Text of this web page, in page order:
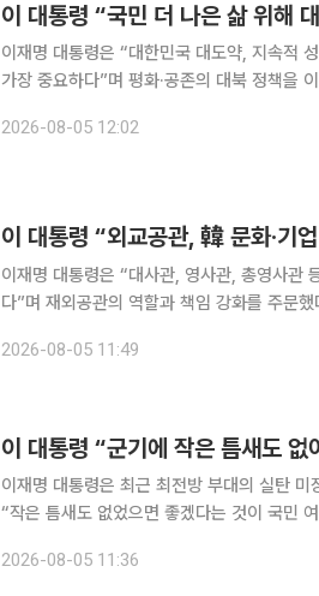
이 대통령 “국민 더 나은 삶 위해
이재명 대통령은 “대한민국 대도약, 지속적
가장 중요하다”며 평화·공존의 대북 정책을
리 강조해도 지나치지 않으며 모든 것의 기초
2026-08-05 12:02
이 대통령 “외교공관, 韓 문화·기
이재명 대통령은 “대사관, 영사관, 총영사관
다”며 재외공관의 역할과 책임 강화를 주문
밝혔다. 그는 “대한민국의 특강점이라면 문
2026-08-05 11:49
이 대통령 “군기에 작은 틈새도
이재명 대통령은 최근 최전방 부대의 실탄
“작은 틈새도 없었으면 좋겠다는 것이 국민
하면 나중에는 ‘화살 창고에 화살이 하나도
2026-08-05 11:36